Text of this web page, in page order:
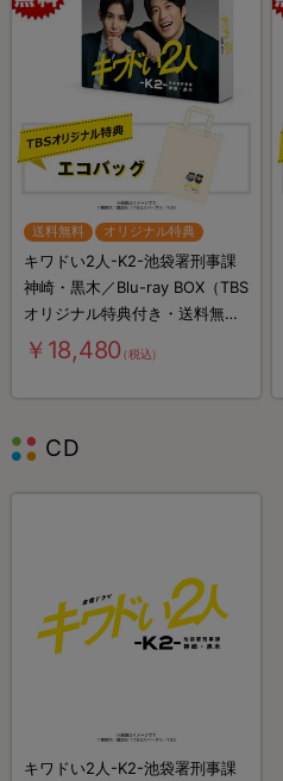
送料無料 オリジナル特典
キワドい2人-K2-池袋署刑事課
神崎・黒木／Blu-ray BOX（TBS
オリジナル特典付き・送料無
料・3枚組）
￥18,480（税込）
CD
キワドい2人-K2-池袋署刑事課